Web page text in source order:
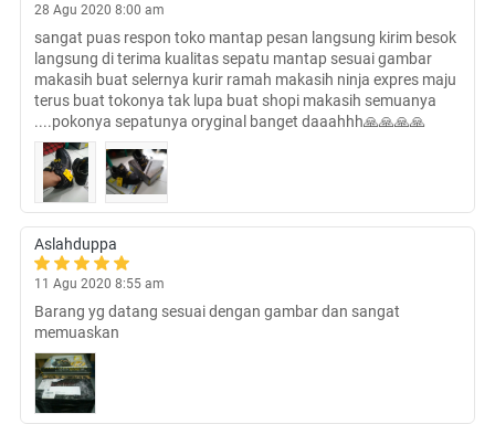
28 Agu 2020 8:00 am
sangat puas respon toko mantap pesan langsung kirim besok
langsung di terima kualitas sepatu mantap sesuai gambar
makasih buat selernya kurir ramah makasih ninja expres maju
terus buat tokonya tak lupa buat shopi makasih semuanya
....pokonya sepatunya oryginal banget daaahhh🙏🙏🙏🙏
Aslahduppa
11 Agu 2020 8:55 am
Barang yg datang sesuai dengan gambar dan sangat
memuaskan